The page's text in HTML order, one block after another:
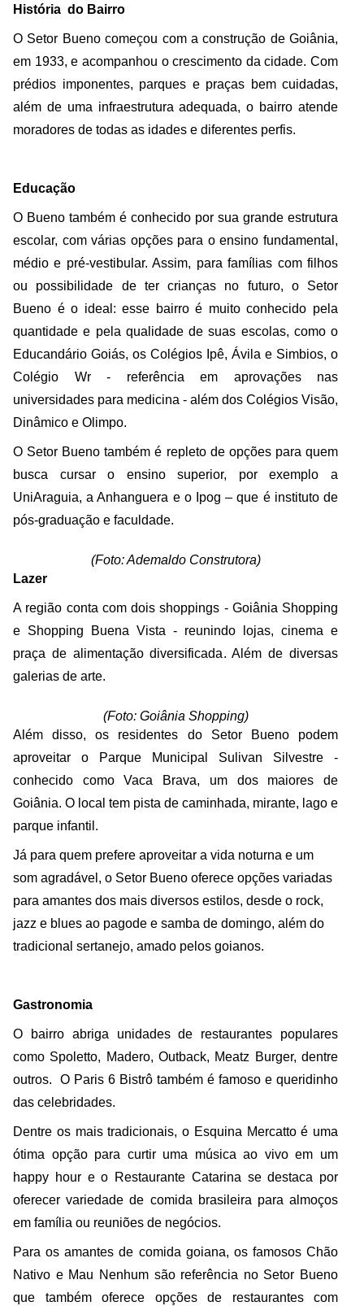
História do Bairro
O Setor Bueno começou com a construção de Goiânia,
em 1933, e acompanhou o crescimento da cidade. Com
prédios imponentes, parques e praças bem cuidadas,
além de uma infraestrutura adequada, o bairro atende
moradores de todas as idades e diferentes perfis.
Educação
O Bueno também é conhecido por sua grande estrutura
escolar, com várias opções para o ensino fundamental,
médio e pré-vestibular. Assim, para famílias com filhos
ou possibilidade de ter crianças no futuro, o Setor
Bueno é o ideal: esse bairro é muito conhecido pela
quantidade e pela qualidade de suas escolas, como o
Educandário Goiás, os Colégios Ipê, Ávila e Simbios, o
Colégio Wr - referência em aprovações nas
universidades para medicina - além dos Colégios Visão,
Dinâmico e Olimpo.
O Setor Bueno também é repleto de opções para quem
busca cursar o ensino superior, por exemplo a
UniAraguia, a Anhanguera e o Ipog – que é instituto de
pós-graduação e faculdade.
(Foto: Ademaldo Construtora)
Lazer
A região conta com dois shoppings - Goiânia Shopping
e Shopping Buena Vista - reunindo lojas, cinema e
praça de alimentação diversificada. Além de diversas
galerias de arte.
(Foto: Goiânia Shopping)
Além disso, os residentes do Setor Bueno podem
aproveitar o Parque Municipal Sulivan Silvestre -
conhecido como Vaca Brava, um dos maiores de
Goiânia. O local tem pista de caminhada, mirante, lago e
parque infantil.
Já para quem prefere aproveitar a vida noturna e um
som agradável, o Setor Bueno oferece opções variadas
para amantes dos mais diversos estilos, desde o rock,
jazz e blues ao pagode e samba de domingo, além do
tradicional sertanejo, amado pelos goianos.
Gastronomia
O bairro abriga unidades de restaurantes populares
como Spoletto, Madero, Outback, Meatz Burger, dentre
outros. O Paris 6 Bistrô também é famoso e queridinho
das celebridades.
Dentre os mais tradicionais, o Esquina Mercatto é uma
ótima opção para curtir uma música ao vivo em um
happy hour e o Restaurante Catarina se destaca por
oferecer variedade de comida brasileira para almoços
em família ou reuniões de negócios.
Para os amantes de comida goiana, os famosos Chão
Nativo e Mau Nenhum são referência no Setor Bueno
que também oferece opções de restaurantes com